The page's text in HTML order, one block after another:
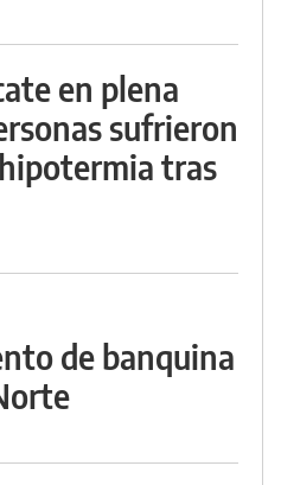
en plena
sufrieron
tras
de banquina